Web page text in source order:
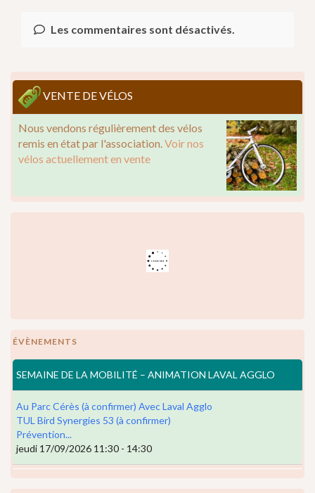
Les commentaires sont désactivés.
VENTE DE VÉLOS
Nous vendons régulièrement des vélos
remis en état par l'association. Voir nos
vélos actuellement en vente
ÉVÈNEMENTS
SEMAINE DE LA MOBILITÉ – ANIMATION LAVAL AGGLO
Au Parc Cérès (à confirmer) Avec Laval Agglo
TUL Bird Synergies 53 (à confirmer)
Prévention...
jeudi 17/09/2026 11:30 - 14:30